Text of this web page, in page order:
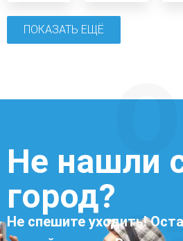
ПОКАЗАТЬ ЕЩЁ
Не нашли
город?
Не спешите уходить!